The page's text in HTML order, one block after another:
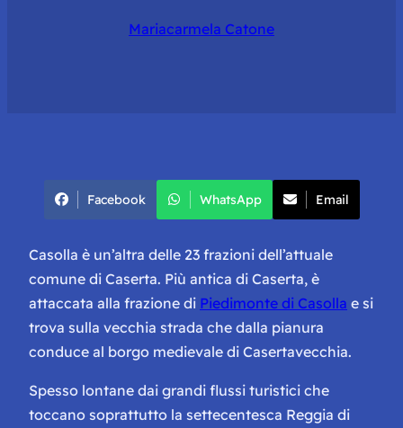
Mariacarmela Catone
Facebook WhatsApp Email
Casolla è un’altra delle 23 frazioni dell’attuale
comune di Caserta. Più antica di Caserta, è
attaccata alla frazione di Piedimonte di Casolla e si
trova sulla vecchia strada che dalla pianura
conduce al borgo medievale di Casertavecchia.
Spesso lontane dai grandi flussi turistici che
toccano soprattutto la settecentesca Reggia di